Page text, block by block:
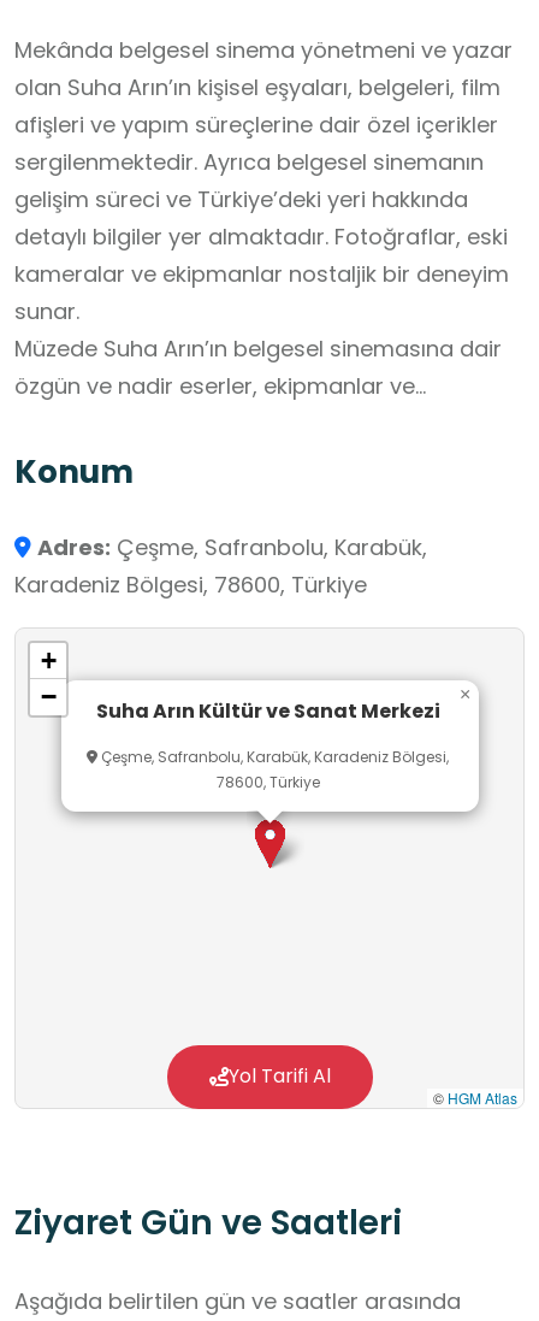
Mekânda belgesel sinema yönetmeni ve yazar
olan Suha Arın’ın kişisel eşyaları, belgeleri, film
afişleri ve yapım süreçlerine dair özel içerikler
sergilenmektedir. Ayrıca belgesel sinemanın
gelişim süreci ve Türkiye’deki yeri hakkında
detaylı bilgiler yer almaktadır. Fotoğraflar, eski
kameralar ve ekipmanlar nostaljik bir deneyim
sunar.
Müzede Suha Arın’ın belgesel sinemasına dair
özgün ve nadir eserler, ekipmanlar ve
Konum
Adres: Çeşme, Safranbolu, Karabük,
Karadeniz Bölgesi, 78600, Türkiye
Suha Arın Kültür ve Sanat Merkezi
Çeşme, Safranbolu, Karabük, Karadeniz Bölgesi,
78600, Türkiye
×
+
−
© HGM Atlas
Yol Tarifi Al
Ziyaret Gün ve Saatleri
Aşağıda belirtilen gün ve saatler arasında